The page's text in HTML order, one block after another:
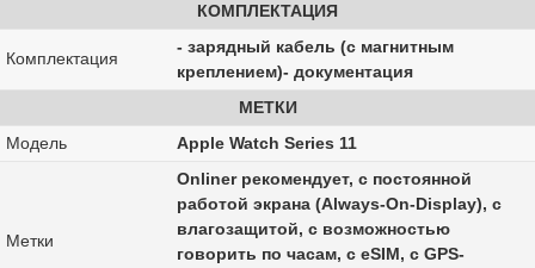
КОМПЛЕКТАЦИЯ
Комплектация
- зарядный кабель (с магнитным
креплением)- документация
МЕТКИ
Модель
Apple Watch Series 11
Метки
Onliner рекомендует, с постоянной
работой экрана (Always-On-Display), с
влагозащитой, с возможностью
говорить по часам, с eSIM, с GPS-